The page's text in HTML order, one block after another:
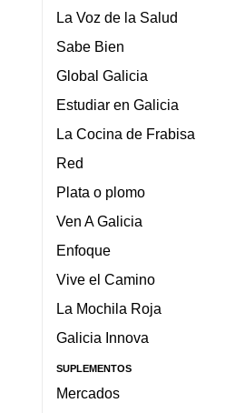
La Voz de la Salud
Sabe Bien
Global Galicia
Estudiar en Galicia
La Cocina de Frabisa
Red
Plata o plomo
Ven A Galicia
Enfoque
Vive el Camino
La Mochila Roja
Galicia Innova
SUPLEMENTOS
Mercados